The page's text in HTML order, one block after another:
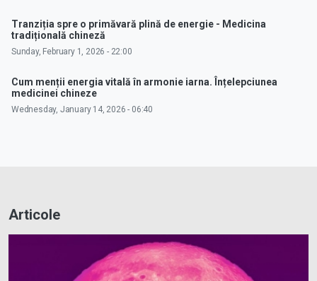
Tranziția spre o primăvară plină de energie - Medicina
tradițională chineză
Sunday, February 1, 2026 - 22:00
Cum menții energia vitală în armonie iarna. Înțelepciunea
medicinei chineze
Wednesday, January 14, 2026 - 06:40
Articole